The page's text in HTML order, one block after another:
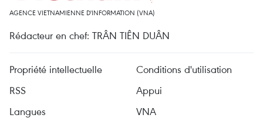
AGENCE VIETNAMIENNE D'INFORMATION (VNA)
Rédacteur en chef: TRÂN TIÊN DUÂN
Propriété intellectuelle
Conditions d'utilisation
RSS
Appui
Langues
VNA